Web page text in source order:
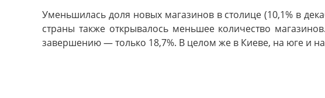
Уменьшилась доля новых магазинов в столице (10,1% в
страны также открывалось меньшее количество
завершению — только 18,7%. В целом же в Киеве, на юге и